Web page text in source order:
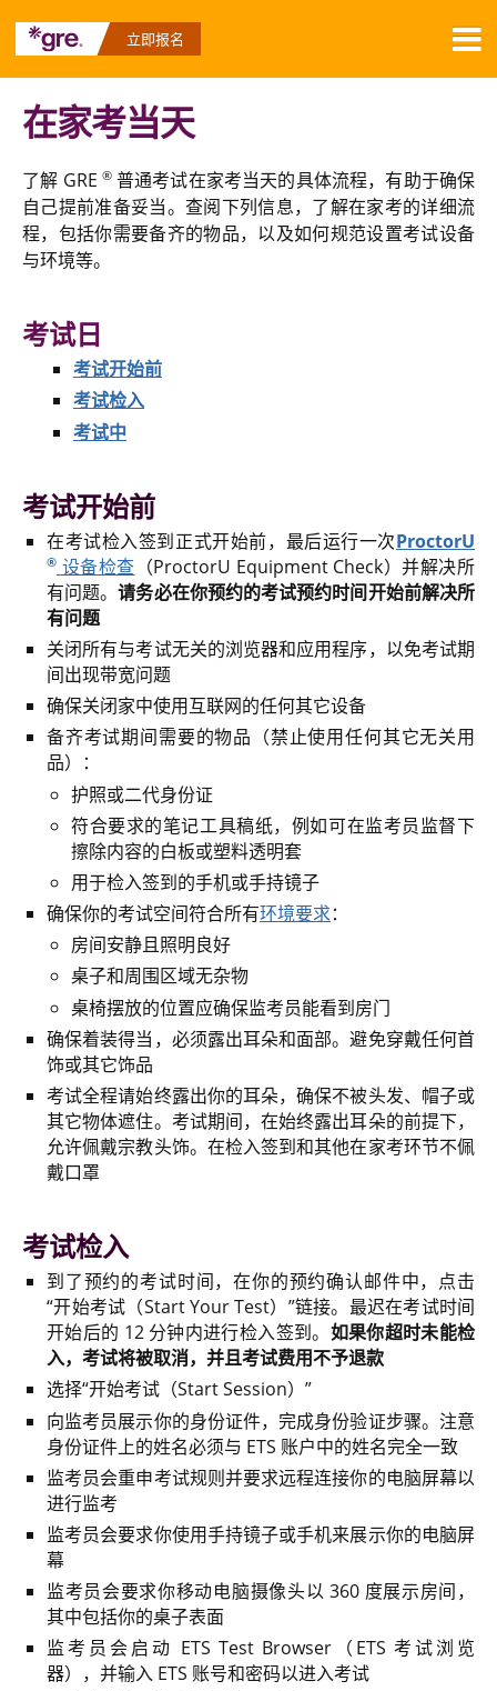
立即报名
申请研究生院
关于考试
备考
26年考位开放
® 普通考试在家考
搜索关键词
搜索
在家考当天
了解 GRE ®普通考试在家考当天的具体流程，有助于确保
自己提前准备妥当。查阅下列信息，了解在家考的详细流
程，包括你需要备齐的物品，以及如何规范设置考试设备
与环境等。
考试日
考试开始前
考试检入
考试中
考试开始前
在考试检入签到正式开始前，最后运行一次ProctorU
® 设备检查 （ProctorU Equipment Check）并解决所
有问题。请务必在你预约的考试预约时间开始前解决所
有问题
关闭所有与考试无关的浏览器和应用程序，以免考试期
间出现带宽问题
确保关闭家中使用互联网的任何其它设备
备齐考试期间需要的物品（禁止使用任何其它无关用
品）：
护照或二代身份证
符合要求的笔记工具稿纸，例如可在监考员监督下
擦除内容的白板或塑料透明套
用于检入签到的手机或手持镜子
确保你的考试空间符合所有环境要求：
房间安静且照明良好
桌子和周围区域无杂物
桌椅摆放的位置应确保监考员能看到房门
确保着装得当，必须露出耳朵和面部。避免穿戴任何首
饰或其它饰品
考试全程请始终露出你的耳朵，确保不被头发、帽子或
其它物体遮住。考试期间，在始终露出耳朵的前提下，
允许佩戴宗教头饰。在检入签到和其他在家考环节不佩
戴口罩
考试检入
到了预约的考试时间，在你的预约确认邮件中，点击
“开始考试（Start Your Test）”链接。最迟在考试时间
开始后的 12 分钟内进行检入签到。 如果你超时未能检
入，考试将被取消，并且考试费用不予退款
选择“开始考试（Start Session）”
向监考员展示你的身份证件，完成身份验证步骤。注意
身份证件上的姓名必须与 ETS 账户中的姓名完全一致
监考员会重申考试规则并要求远程连接你的电脑屏幕以
进行监考
监考员会要求你使用手持镜子或手机来展示你的电脑屏
幕
监考员会要求你移动电脑摄像头以 360 度展示房间，
其中包括你的桌子表面
监考员会启动 ETS Test Browser（ETS 考试浏览
器），并输入 ETS 账号和密码以进入考试